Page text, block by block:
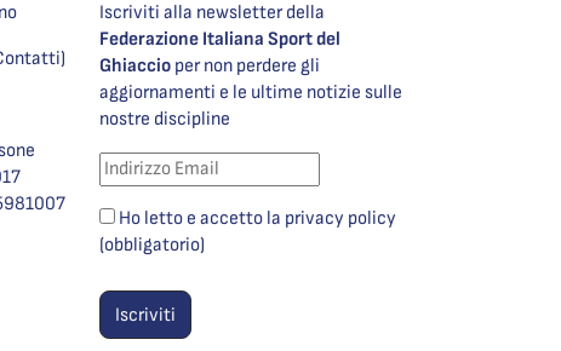
Iscriviti alla newsletter della
Federazione Italiana Sport del
Ghiaccio per non perdere gli
aggiornamenti e le ultime notizie sulle
nostre discipline
Ho letto e accetto la privacy policy
(obbligatorio)